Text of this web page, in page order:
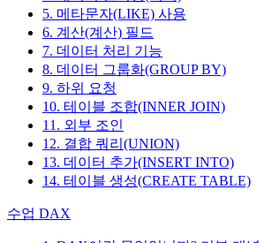
5. 메타문자(LIKE) 사용
6. 계산(계산) 필드
7. 데이터 처리 기능
8. 데이터 그룹화(GROUP BY)
9. 하위 요청
10. 테이블 조합(INNER JOIN)
11. 외부 조인
12. 결합 쿼리(UNION)
13. 데이터 추가(INSERT INTO)
14. 테이블 생성(CREATE TABLE)
수업 DAX